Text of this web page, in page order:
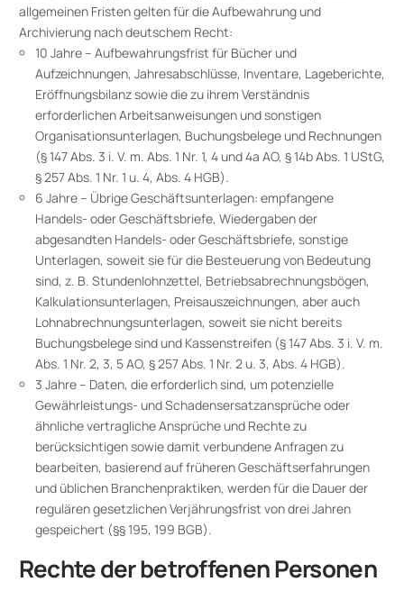
allgemeinen Fristen gelten für die Aufbewahrung und
Archivierung nach deutschem Recht:
10 Jahre – Aufbewahrungsfrist für Bücher und
Aufzeichnungen, Jahresabschlüsse, Inventare, Lageberichte,
Eröffnungsbilanz sowie die zu ihrem Verständnis
erforderlichen Arbeitsanweisungen und sonstigen
Organisationsunterlagen, Buchungsbelege und Rechnungen
(§ 147 Abs. 3 i. V. m. Abs. 1 Nr. 1, 4 und 4a AO, § 14b Abs. 1 UStG,
§ 257 Abs. 1 Nr. 1 u. 4, Abs. 4 HGB).
6 Jahre – Übrige Geschäftsunterlagen: empfangene
Handels- oder Geschäftsbriefe, Wiedergaben der
abgesandten Handels- oder Geschäftsbriefe, sonstige
Unterlagen, soweit sie für die Besteuerung von Bedeutung
sind, z. B. Stundenlohnzettel, Betriebsabrechnungsbögen,
Kalkulationsunterlagen, Preisauszeichnungen, aber auch
Lohnabrechnungsunterlagen, soweit sie nicht bereits
Buchungsbelege sind und Kassenstreifen (§ 147 Abs. 3 i. V. m.
Abs. 1 Nr. 2, 3, 5 AO, § 257 Abs. 1 Nr. 2 u. 3, Abs. 4 HGB).
3 Jahre – Daten, die erforderlich sind, um potenzielle
Gewährleistungs- und Schadensersatzansprüche oder
ähnliche vertragliche Ansprüche und Rechte zu
berücksichtigen sowie damit verbundene Anfragen zu
bearbeiten, basierend auf früheren Geschäftserfahrungen
und üblichen Branchenpraktiken, werden für die Dauer der
regulären gesetzlichen Verjährungsfrist von drei Jahren
gespeichert (§§ 195, 199 BGB).
Rechte der betroffenen Personen